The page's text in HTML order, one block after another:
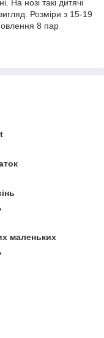
На нозі такі дитячі
Розміри з 15-19
8 пар
маленьких